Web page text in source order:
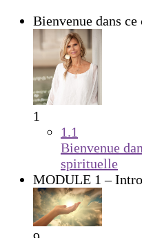
Bienvenue dans ce
1
1.1
Bienvenue
spirituelle
MODULE 1 –